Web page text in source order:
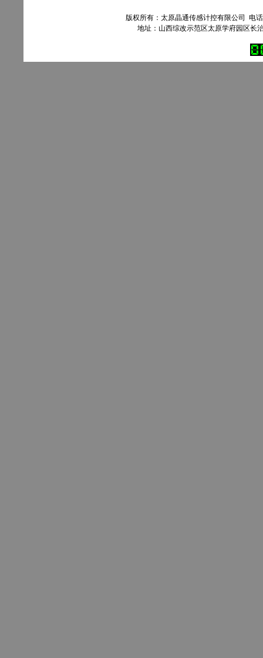
版权所有：太原晶通传感计控有限公司 电
地址：山西综改示范区太原学府园区长